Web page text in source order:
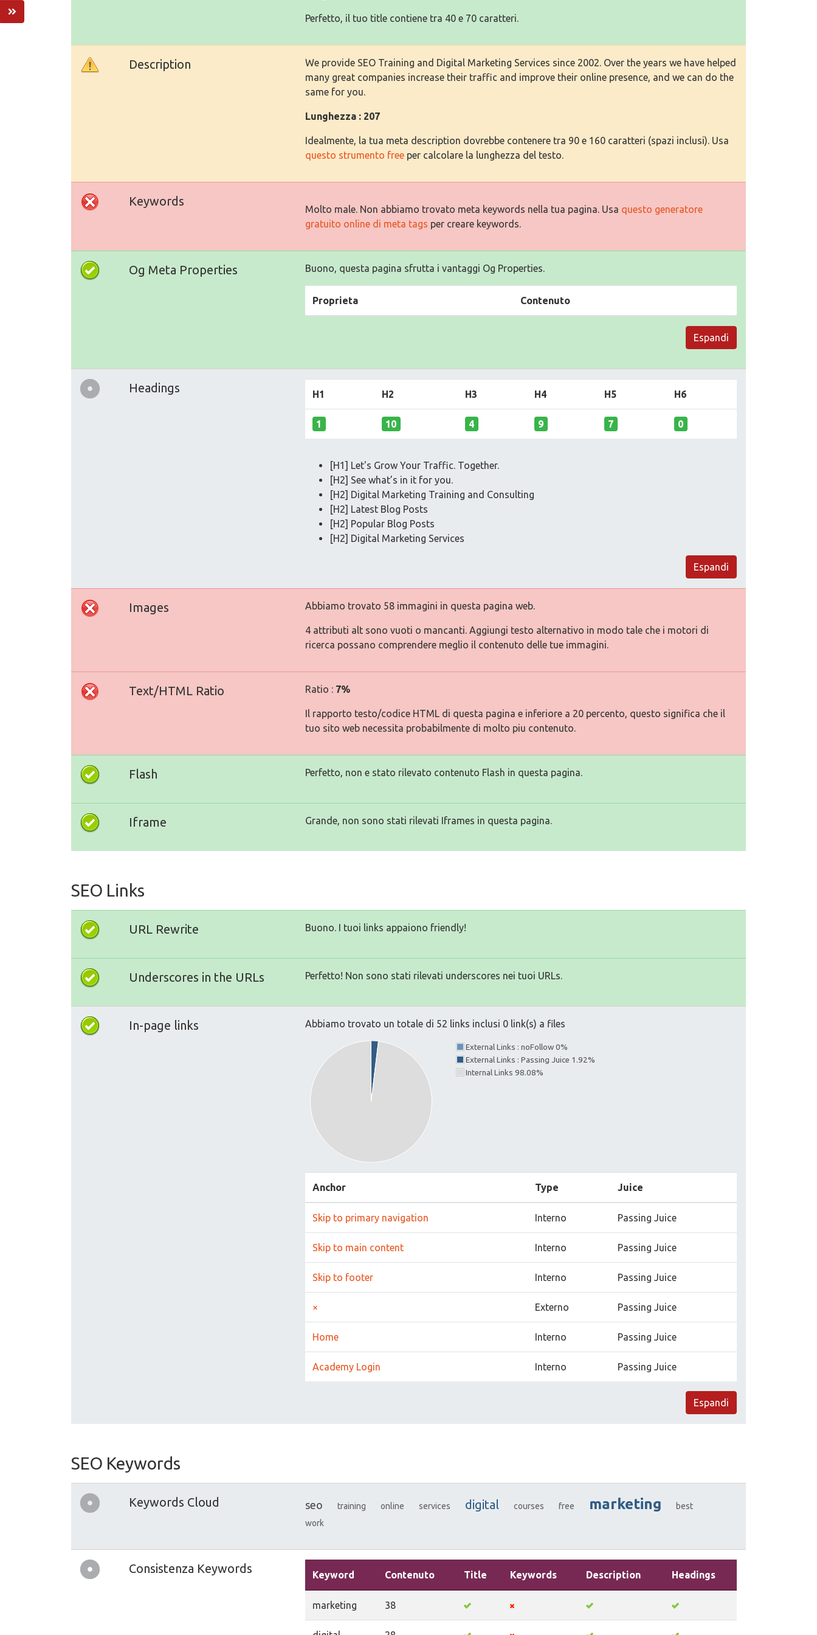
Perfetto, il tuo title contiene tra 40 e 70 caratteri.
Description
We provide SEO Training and Digital Marketing Services since 2002. Over the years we have helped
many great companies increase their traffic and improve their online presence, and we can do the
same for you.
Lunghezza : 207
Idealmente, la tua meta description dovrebbe contenere tra 90 e 160 caratteri (spazi inclusi). Usa
questo strumento free per calcolare la lunghezza del testo.
Keywords
Molto male. Non abbiamo trovato meta keywords nella tua pagina. Usa questo generatore
gratuito online di meta tags per creare keywords.
Og Meta Properties Buono, questa pagina sfrutta i vantaggi Og Properties.
Proprieta Contenuto
Espandi
Headings H1 H2 H3 H4 H5 H6
1 10 4 9 7 0
[H1] Let's Grow Your Traffic. Together.
[H2] See what’s in it for you.
[H2] Digital Marketing Training and Consulting
[H2] Latest Blog Posts
[H2] Popular Blog Posts
[H2] Digital Marketing Services
Espandi
Images Abbiamo trovato 58 immagini in questa pagina web.
4 attributi alt sono vuoti o mancanti. Aggiungi testo alternativo in modo tale che i motori di
ricerca possano comprendere meglio il contenuto delle tue immagini.
Text/HTML Ratio Ratio : 7%
Il rapporto testo/codice HTML di questa pagina e inferiore a 20 percento, questo significa che il
tuo sito web necessita probabilmente di molto piu contenuto.
Flash Perfetto, non e stato rilevato contenuto Flash in questa pagina.
Iframe Grande, non sono stati rilevati Iframes in questa pagina.
SEO Links
URL Rewrite Buono. I tuoi links appaiono friendly!
Underscores in the URLs Perfetto! Non sono stati rilevati underscores nei tuoi URLs.
In-page links Abbiamo trovato un totale di 52 links inclusi 0 link(s) a files
External Links : noFollow 0%
External Links : Passing Juice 1.92%
Internal Links 98.08%
Anchor Type Juice
Skip to primary navigation Interno Passing Juice
Skip to main content Interno Passing Juice
Skip to footer Interno Passing Juice
× Externo Passing Juice
Home Interno Passing Juice
Academy Login Interno Passing Juice
Espandi
SEO Keywords
Keywords Cloud seo training online services digital courses free marketing
best
work
Consistenza Keywords Keyword Contenuto Title Keywords Description Headings
marketing 38